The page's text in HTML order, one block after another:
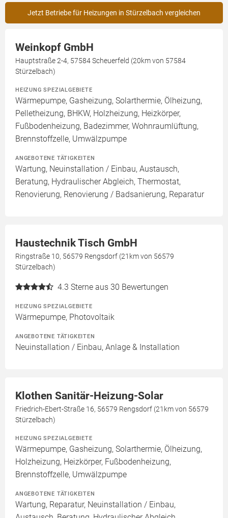
Jetzt Betriebe für Heizungen in Stürzelbach vergleichen
Weinkopf GmbH
Hauptstraße 2-4, 57584 Scheuerfeld (20km von 57584
Stürzelbach)
HEIZUNG SPEZIALGEBIETE
Wärmepumpe, Gasheizung, Solarthermie, Ölheizung,
Pelletheizung, BHKW, Holzheizung, Heizkörper,
Fußbodenheizung, Badezimmer, Wohnraumlüftung,
Brennstoffzelle, Umwälzpumpe
ANGEBOTENE TÄTIGKEITEN
Wartung, Neuinstallation / Einbau, Austausch,
Beratung, Hydraulischer Abgleich, Thermostat,
Renovierung, Renovierung / Badsanierung, Reparatur
Haustechnik Tisch GmbH
Ringstraße 10, 56579 Rengsdorf (21km von 56579
Stürzelbach)
4.3 Sterne aus 30 Bewertungen
HEIZUNG SPEZIALGEBIETE
Wärmepumpe, Photovoltaik
ANGEBOTENE TÄTIGKEITEN
Neuinstallation / Einbau, Anlage & Installation
Klothen Sanitär-Heizung-Solar
Friedrich-Ebert-Straße 16, 56579 Rengsdorf (21km von 56579
Stürzelbach)
HEIZUNG SPEZIALGEBIETE
Wärmepumpe, Gasheizung, Solarthermie, Ölheizung,
Holzheizung, Heizkörper, Fußbodenheizung,
Brennstoffzelle, Umwälzpumpe
ANGEBOTENE TÄTIGKEITEN
Wartung, Reparatur, Neuinstallation / Einbau,